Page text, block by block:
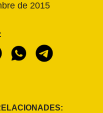
de 2015